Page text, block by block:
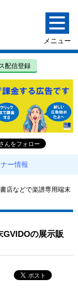
配信登録
ー情報
店などで楽譜専用端末
の展示販